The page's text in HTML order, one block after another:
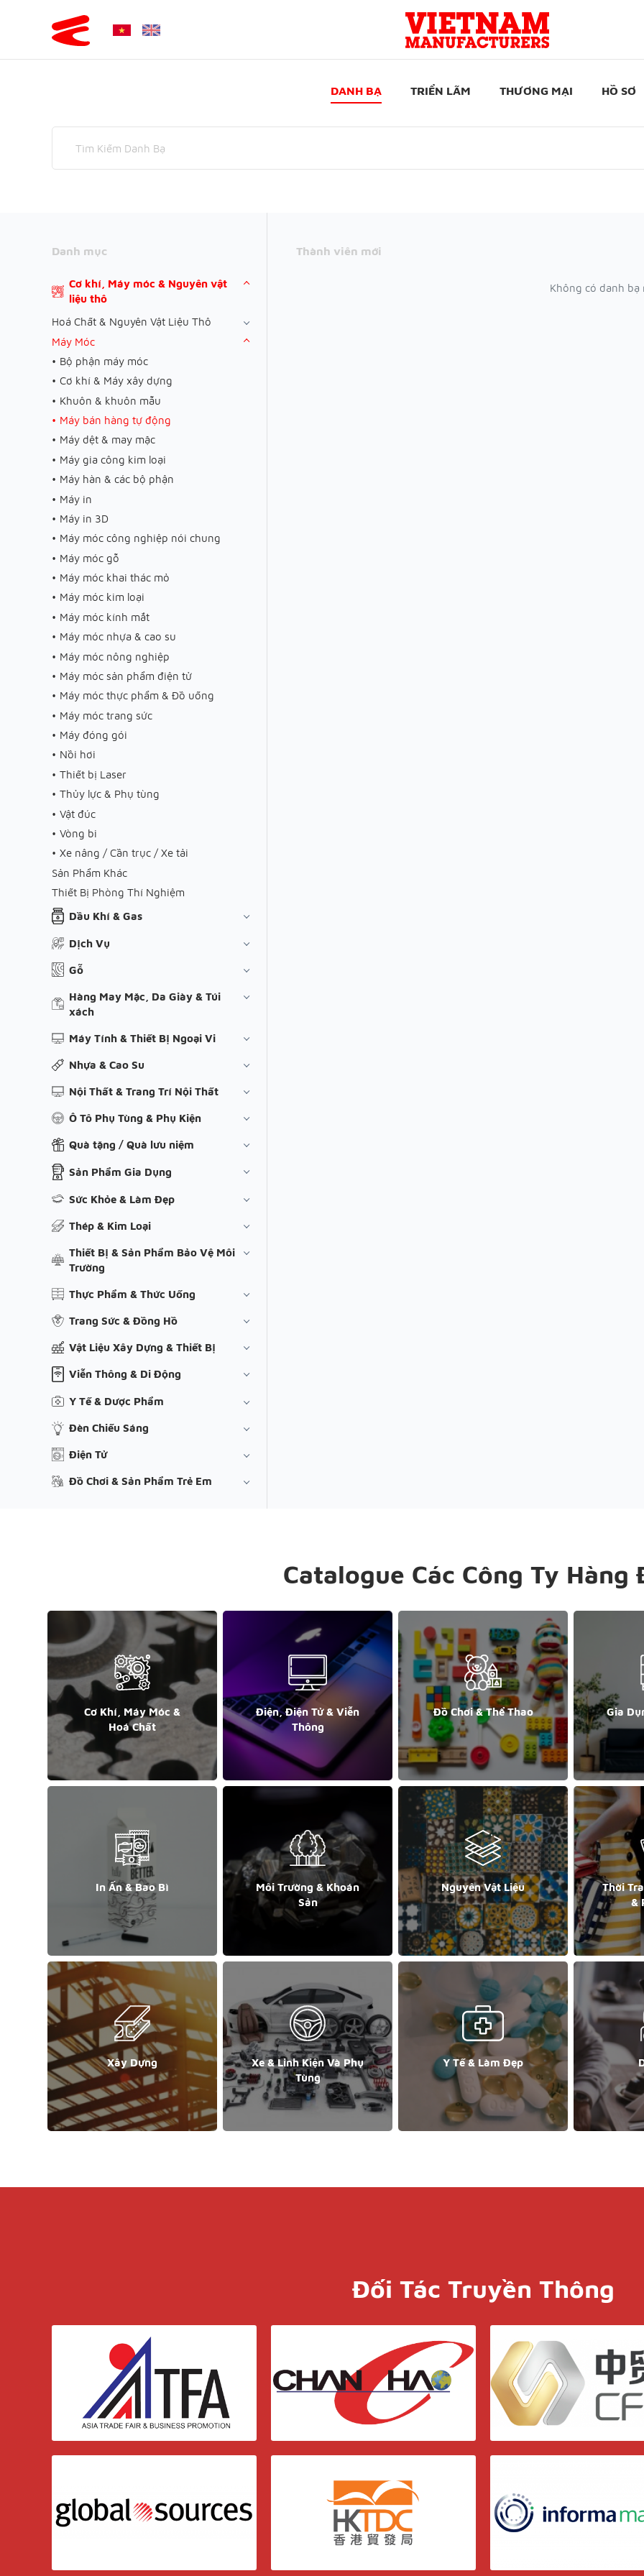
DANH BẠ TRIỂN LÃM THƯƠNG MẠI HỒ SƠ
Danh mục
Cơ khí, Máy móc & Nguyên vật
liệu thô
Hoá Chất & Nguyên Vật Liệu Thô
Máy Móc
Bộ phận máy móc
Cơ khí & Máy xây dựng
Khuôn & khuôn mẫu
Máy bán hàng tự động
Máy dệt & may mặc
Máy gia công kim loại
Máy hàn & các bộ phận
Máy in
Máy in 3D
Máy móc công nghiệp nói chung
Máy móc gỗ
Máy móc khai thác mỏ
Máy móc kim loại
Máy móc kính mắt
Máy móc nhựa & cao su
Máy móc nông nghiệp
Máy móc sản phẩm điện tử
Máy móc thực phẩm & Đồ uống
Máy móc trang sức
Máy đóng gói
Nồi hơi
Thiết bị Laser
Thủy lực & Phụ tùng
Vật đúc
Vòng bi
Xe nâng / Cần trục / Xe tải
Sản Phẩm Khác
Thiết Bị Phòng Thí Nghiệm
Dầu Khí & Gas
Dịch Vụ
Gỗ
Hàng May Mặc, Da Giày & Túi
xách
Máy Tính & Thiết Bị Ngoại Vi
Nhựa & Cao Su
Nội Thất & Trang Trí Nội Thất
Ô Tô Phụ Tùng & Phụ Kiện
Quà tặng / Quà lưu niệm
Sản Phẩm Gia Dụng
Sức Khỏe & Làm Đẹp
Thép & Kim Loại
Thiết Bị & Sản Phẩm Bảo Vệ Môi
Trường
Thực Phẩm & Thức Uống
Trang Sức & Đồng Hồ
Vật Liệu Xây Dựng & Thiết Bị
Viễn Thông & Di Động
Y Tế & Dược Phẩm
Đèn Chiếu Sáng
Điện Tử
Đồ Chơi & Sản Phẩm Trẻ Em
Thành viên mới
Không có danh bạ
Catalogue Các Công Ty Hàng
Cơ Khí, Máy Móc &
Hoá Chất
Điện, Điện Tử & Viễn
Thông
Đồ Chơi & Thể Thao Gia
In Ấn & Bao Bì
Môi Trường & Khoán
Sản
Nguyên Vật Liệu
Thời
&
Xây Dựng
Xe & Linh Kiện Và Phụ
Tùng
Y Tế & Làm Đẹp
Đối Tác Truyền Thông